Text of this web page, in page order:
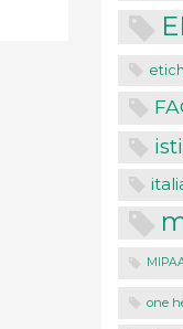
one